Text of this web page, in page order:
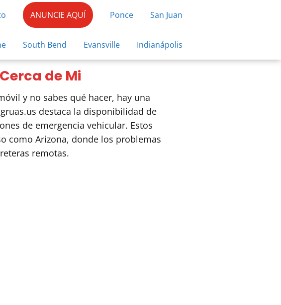
ANUNCIE AQUÍ Ponce San Juan
South Bend Evansville Indianápolis
de Mi
y no sabes qué hacer, hay una
destaca la disponibilidad de
de emergencia vehicular. Estos
como Arizona, donde los problemas
remotas.